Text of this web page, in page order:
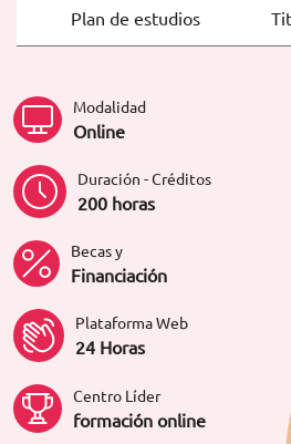
ORIENTACIÓN LABORAL
Plan de estudios
Modalidad
Online
Duración - Créditos
200 horas
Becas y
Financiación
Plataforma Web
24 Horas
Centro Líder
formación online